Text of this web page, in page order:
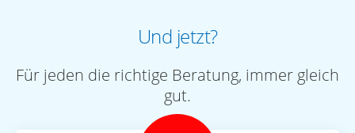
Und jetzt?
Für jeden die richtige Beratung, immer gleich
gut.